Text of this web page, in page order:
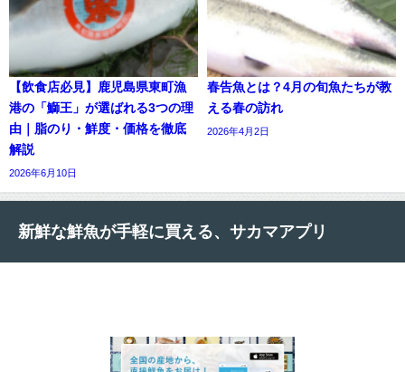
【飲食店必見】鹿児島県東町漁
港の「鰤王」が選ばれる3つの理
由｜脂のり・鮮度・価格を徹底
解説
2026年6月10日
春告魚とは？4月の旬魚たちが教
える春の訪れ
2026年4月2日
新鮮な鮮魚が手軽に買える、サカマアプリ